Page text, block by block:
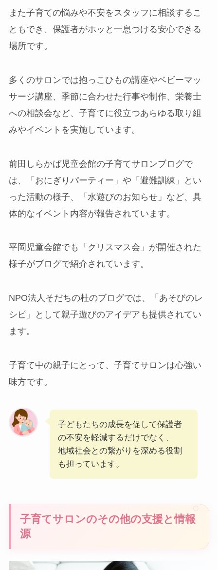
また子育ての悩みや不安をスタッフに相談するこ
ともでき、保護者がホッと一息つける安心できる
場所です。
多くのサロンでは抱っこひもの講座やベビーマッ
サージ講座、季節に合わせた行事や制作、栄養士
への相談会など、子育てに役立つあらゆる取り組
みやイベントを実施しています。
前田しらかば児童会館の子育てサロンブログで
は、「おにぎりパーティー」や「避難訓練」とい
った活動の様子、「水遊びのお知らせ」など、具
体的なイベント内容が報告されています。
平岡児童会館でも「クリスマス会」が開催された
様子がブログで紹介されています。
NPO法人そだちの杜のブログでは、「あそびのレ
シピ」として親子遊びのアイデアも提供されてい
ます。
子育て中の親子にとって、子育てサロンは心強い
味方です。
子どもたちの成長を促して保護者
の不安を軽減するだけでなく、
地域社会との繋がりを深める役割
も担っています。
子育てサロンのその他の支援と情報
源